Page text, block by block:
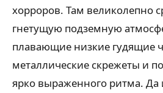
хорроров. Там великолепно
гнетущую подземную
плавающие низкие гудящие
металлические скрежеты и
ярко выраженного ритма. Да